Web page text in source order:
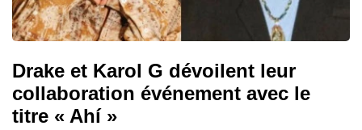
Drake et Karol G dévoilent leur
collaboration événement avec le
titre « Ahí »